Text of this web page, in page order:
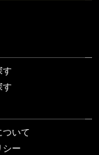
す
す
ついて
シー